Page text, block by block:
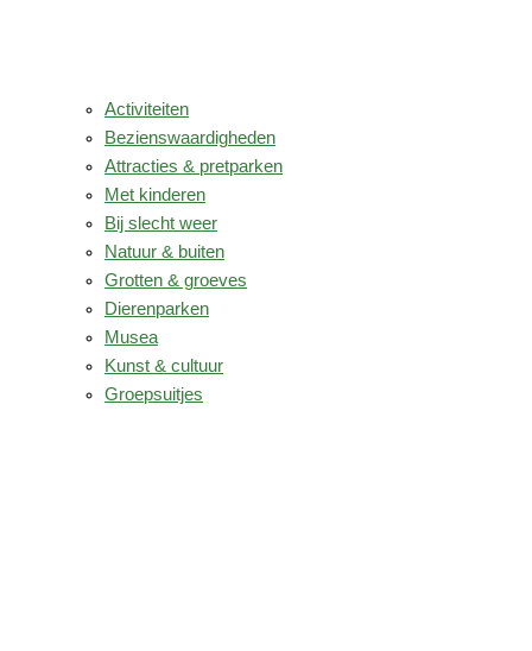
Activiteiten
Bezienswaardigheden
Attracties & pretparken
Met kinderen
Bij slecht weer
Natuur & buiten
Grotten & groeves
Dierenparken
Musea
Kunst & cultuur
Groepsuitjes